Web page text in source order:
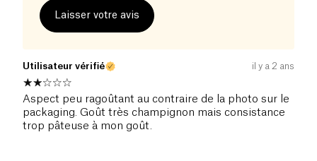
Laisser votre avis
Utilisateur vérifié il y a 2 ans
Aspect peu ragoûtant au contraire de la photo sur le
packaging. Goût très champignon mais consistance
trop pâteuse à mon goût.